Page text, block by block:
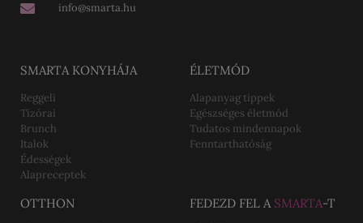
info@smarta.hu
SMARTA KONYHÁJA
Reggeli
Tízórai
Brunch
Italok
Édességek
Alapreceptek
ÉLETMÓD
Alapanyag tippek
Egészséges életmód
Tudatos mindennapok
Fenntarthatóság
OTTHON FEDEZD FEL A SMARTA-T